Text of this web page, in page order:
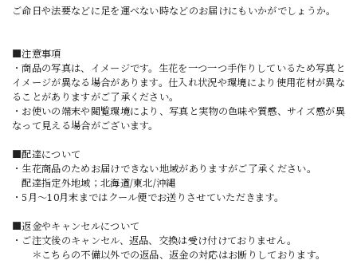
ご命日や法要などに足を運べない時などのお届けにもいかがでしょうか。
■注意事項
・商品の写真は、イメージです。生花を一つ一つ手作りしているため写真と
イメージが異なる場合があります。仕入れ状況や環境により使用花材が異な
ることがありますがご了承ください。
・お使いの端末や閲覧環境により、写真と実物の色味や質感、サイズ感が異
なって見える場合がございます。
■配達について
・生花商品のためお届けできない地域がありますがご了承ください。
配達指定外地域；北海道/東北/沖縄
・5月〜10月末まではクール便でお送りさせていただきます。
■返金やキャンセルについて
・ご注文後のキャンセル、返品、交換は受け付けておりません。
＊こちらの不備以外での返品、返金の対応はお断りしております。